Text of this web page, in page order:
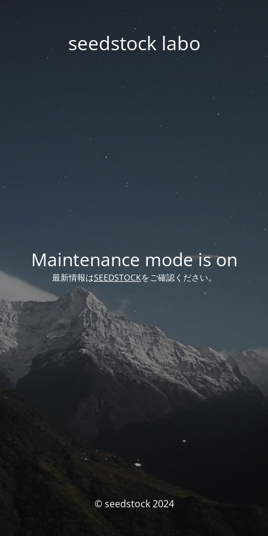
seedstock labo
Maintenance mode is on
最新情報はSEEDSTOCKをご確認ください。
© seedstock 2024